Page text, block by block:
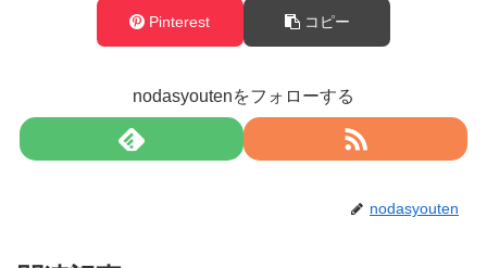
Pinterest コピー
nodasyoutenをフォローする
nodasyouten